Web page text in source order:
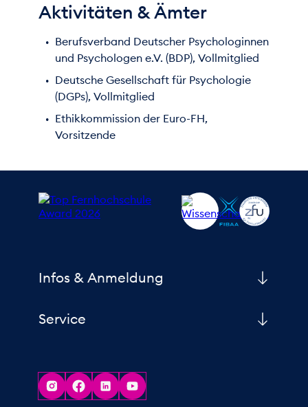
Aktivitäten & Ämter
Berufsverband Deutscher Psychologinnen
und Psychologen e.V. (BDP), Vollmitglied
Deutsche Gesellschaft für Psychologie
(DGPs), Vollmitglied
Ethikkommission der Euro-FH,
Vorsitzende
Infos & Anmeldung
Service